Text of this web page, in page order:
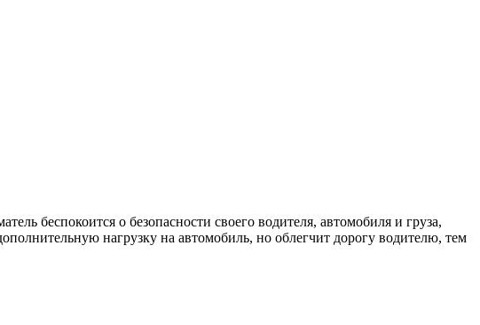
беспокоится о безопасности своего водителя, автомобиля и груза,
нагрузку на автомобиль, но облегчит дорогу водителю, тем